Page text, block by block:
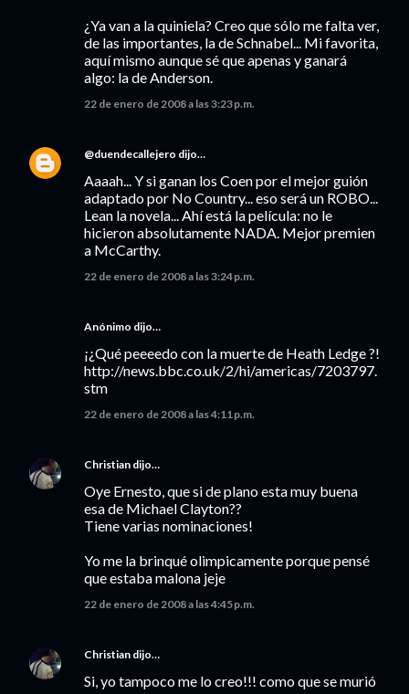
¿Ya van a la quiniela? Creo que sólo me falta ver,
de las importantes, la de Schnabel... Mi favorita,
aquí mismo aunque sé que apenas y ganará
algo: la de Anderson.
22 de enero de 2008 a las 3:23 p.m.
@duendecallejero dijo…
Aaaah... Y si ganan los Coen por el mejor guión
adaptado por No Country... eso será un ROBO...
Lean la novela... Ahí está la película: no le
hicieron absolutamente NADA. Mejor premien
a McCarthy.
22 de enero de 2008 a las 3:24 p.m.
Anónimo dijo…
¡¿Qué peeeedo con la muerte de Heath Ledge ?!
http://news.bbc.co.uk/2/hi/americas/7203797.
stm
22 de enero de 2008 a las 4:11 p.m.
Christian dijo…
Oye Ernesto, que si de plano esta muy buena
esa de Michael Clayton??
Tiene varias nominaciones!
Yo me la brinqué olimpicamente porque pensé
que estaba malona jeje
22 de enero de 2008 a las 4:45 p.m.
Christian dijo…
Si, yo tampoco me lo creo!!! como que se murió